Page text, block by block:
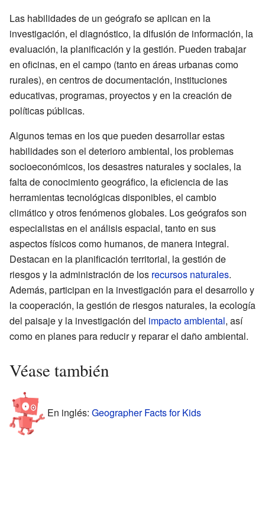
Las habilidades de un geógrafo se aplican en la
investigación, el diagnóstico, la difusión de información, la
evaluación, la planificación y la gestión. Pueden trabajar
en oficinas, en el campo (tanto en áreas urbanas como
rurales), en centros de documentación, instituciones
educativas, programas, proyectos y en la creación de
políticas públicas.
Algunos temas en los que pueden desarrollar estas
habilidades son el deterioro ambiental, los problemas
socioeconómicos, los desastres naturales y sociales, la
falta de conocimiento geográfico, la eficiencia de las
herramientas tecnológicas disponibles, el cambio
climático y otros fenómenos globales. Los geógrafos son
especialistas en el análisis espacial, tanto en sus
aspectos físicos como humanos, de manera integral.
Destacan en la planificación territorial, la gestión de
riesgos y la administración de los recursos naturales.
Además, participan en la investigación para el desarrollo y
la cooperación, la gestión de riesgos naturales, la ecología
del paisaje y la investigación del impacto ambiental, así
como en planes para reducir y reparar el daño ambiental.
Véase también
En inglés: Geographer Facts for Kids